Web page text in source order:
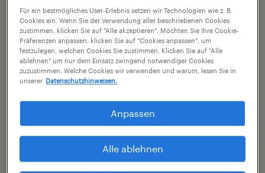
Für ein bestmögliches User-Erlebnis setzen wir Technologien wie z. B.
Cookies ein. Wenn Sie der Verwendung aller beschriebenen Cookies
zustimmen, klicken Sie auf "Alle akzeptieren". Möchten Sie Ihre Cookie-
Präferenzen anpassen, klicken Sie auf "Cookies anpassen", um
festzulegen, welchen Cookies Sie zustimmen. Klicken Sie auf "Alle
ablehnen" um nur dem Einsatz zwingend notwendiger Cookies
zuzustimmen. Welche Cookies wir verwenden und warum, lesen Sie in
unserer Datenschutzhinweisen.
Anpassen
Alle ablehnen